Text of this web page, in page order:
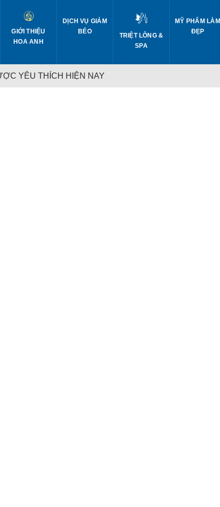
GIỚI THIỆU
HOA ANH
DỊCH VỤ GIẢM
BÉO
TRIỆT LÔNG &
SPA
MỸ PHẨM LÀM
ĐẸP
YÊU THÍCH HIỆN NAY